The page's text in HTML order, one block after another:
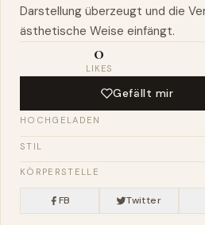
Darstellung überzeugt und die
ästhetische Weise einfängt.
0
LIKES
Gefällt mir
HOCHGELADEN
STIL
KÖRPERSTELLE
FB Twitter